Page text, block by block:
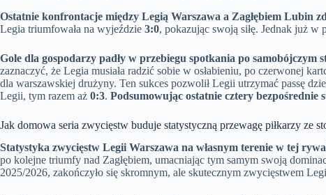
Ostatnie konfrontacje między Legią Warszawa a Zagłębiem Lubin
Legia triumfowała na wyjeździe 3:0, pokazując swoją siłę. Jednak już
Gole dla gospodarzy padły w przebiegu spotkania po samobójczym
zaznaczyć, że Legia musiała radzić sobie w osłabieniu, po czerwonej
dla warszawskiej drużyny. Ten sukces pozwolił Legii utrzymać passę
Legii, tym razem aż 0:3. Podsumowując ostatnie cztery bezpośrednie
Jak domowa seria zwycięstw buduje statystyczną przewagę piłkarzy ze
Statystyka zwycięstw Legii Warszawa na własnym terenie w tej
po kolejne triumfy nad Zagłębiem, umacniając tym samym swoją
2025/2026, zakończyło się skromnym, ale skutecznym zwycięstwem